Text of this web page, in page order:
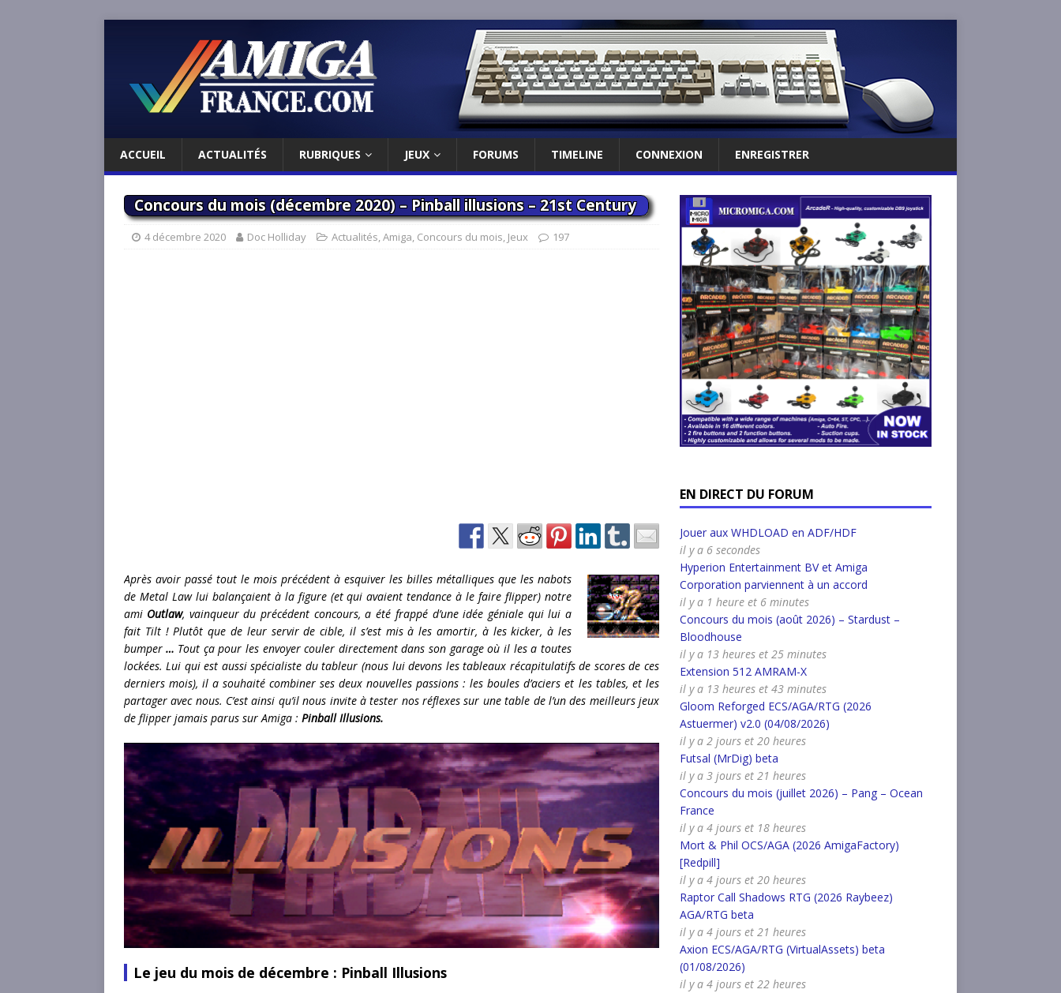
ACCUEIL ACTUALITÉS RUBRIQUES JEUX FORUMS TIMELINE CONNEXION ENREGISTRER
Concours du mois (décembre 2020) – Pinball illusions – 21st Century
4 décembre 2020 Doc Holliday Actualités,Amiga, Concours du mois, Jeux 197
Après avoir passé tout le mois précédent à esquiver les billes métalliques que les nabots
de Metal Law lui balançaient à la figure (et qui avaient tendance à le faire flipper) notre
ami Outlaw, vainqueur du précédent concours, a été frappé d’une idée géniale qui lui a
fait Tilt ! Plutôt que de leur servir de cible, il s’est mis à les amortir, à les kicker, à les
bumper … Tout ça pour les envoyer couler directement dans son garage où il les a toutes
lockées. Lui qui est aussi spécialiste du tableur (nous lui devons les tableaux récapitulatifs de scores de ces
derniers mois), il a souhaité combiner ses deux nouvelles passions : les boules d’aciers et les tables, et les
partager avec nous. C’est ainsi qu’il nous invite à tester nos réflexes sur une table de l’un des meilleurs jeux
de flipper jamais parus sur Amiga : Pinball Illusions.
Le jeu du mois de décembre : Pinball Illusions
EN DIRECT DU FORUM
Jouer aux WHDLOAD en ADF/HDF
il y a 6 secondes
Hyperion Entertainment BV et Amiga
Corporation parviennent à un accord
il y a 1 heure et 6 minutes
Concours du mois (août 2026) – Stardust –
Bloodhouse
il y a 13 heures et 25 minutes
Extension 512 AMRAM-X
il y a 13 heures et 43 minutes
Gloom Reforged ECS/AGA/RTG (2026
Astuermer) v2.0 (04/08/2026)
il y a 2 jours et 20 heures
Futsal (MrDig) beta
il y a 3 jours et 21 heures
Concours du mois (juillet 2026) – Pang – Ocean
France
il y a 4 jours et 18 heures
Mort & Phil OCS/AGA (2026 AmigaFactory)
[Redpill]
il y a 4 jours et 20 heures
Raptor Call Shadows RTG (2026 Raybeez)
AGA/RTG beta
il y a 4 jours et 21 heures
Axion ECS/AGA/RTG (VirtualAssets) beta
(01/08/2026)
il y a 4 jours et 22 heures